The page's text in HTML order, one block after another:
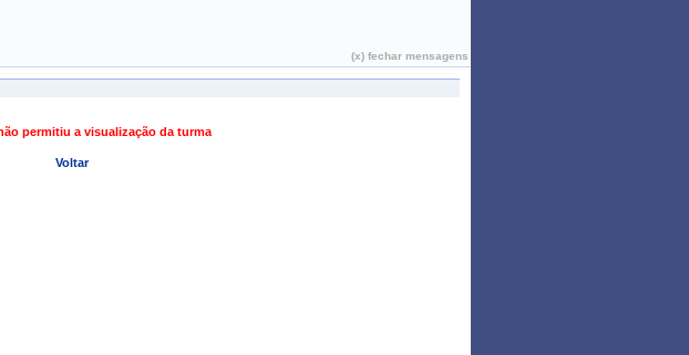
(x) fechar mensagens
permitiu a visualização da turma
Voltar